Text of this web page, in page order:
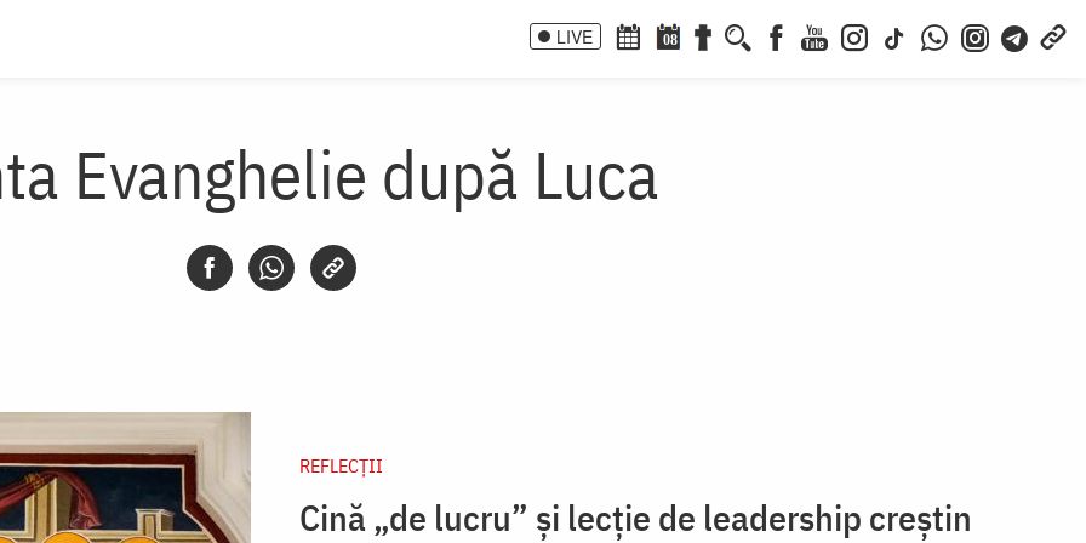
LIVE 08
Evanghelie după Luca
REFLECȚII
Cină „de lucru” și lecție de leadership creștin